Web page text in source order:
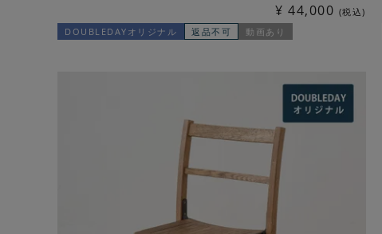
¥ 44,000
税込
DOUBLEDAYオリジナル
返品不可 動画あり